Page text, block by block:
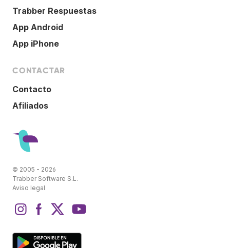
Trabber Respuestas
App Android
App iPhone
CONTACTAR
Contacto
Afiliados
© 2005 - 2026
Trabber Software S.L.
Aviso legal